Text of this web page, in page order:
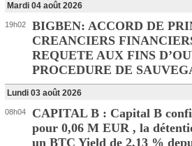
Mardi 04 août 2026
19h02
BIGBEN: ACCORD DE
CREANCIERS
REQUETE AUX FINS
PROCEDURE DE
Lundi 03 août 2026
08h04
CAPITAL B : Capital B
pour 0,06 M EUR , la
un BTC Yield de 2,13 %